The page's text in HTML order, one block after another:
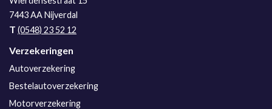
7443 AANijverdal
T (0548) 23 52 12
Verzekeringen
Autoverzekering
Bestelautoverzekering
Motorverzekering